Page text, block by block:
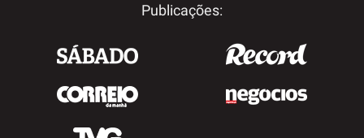
Publicações: